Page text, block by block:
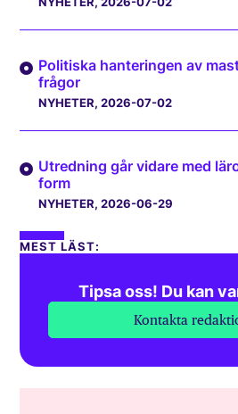
Politiska hanteringen av
frågor
NYHETER, 2026-07-02
Utredning går vidare med
form
NYHETER, 2026-06-29
MEST LÄST:
Tipsa oss! Du kan
Kontakta